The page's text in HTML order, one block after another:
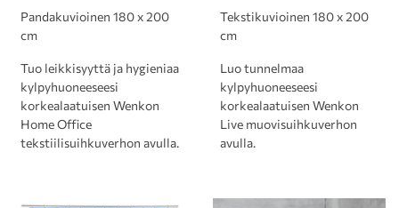
Pandakuvioinen 180 x 200
cm
Tuo leikkisyyttä ja hygieniaa
kylpyhuoneeseesi
korkealaatuisen Wenkon
Home Office
tekstiilisuihkuverhon avulla.
Tekstikuvioinen 180 x 200
cm
Luo tunnelmaa
kylpyhuoneeseesi
korkealaatuisen Wenkon
Live muovisuihkuverhon
avulla.